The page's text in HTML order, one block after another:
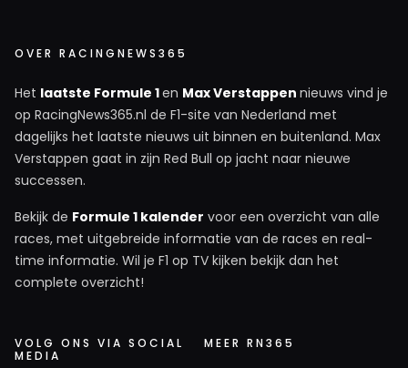
OVER RACINGNEWS365
Het laatste Formule 1en Max Verstappen nieuws vind je
op RacingNews365.nl de F1-site van Nederland met
dagelijks het laatste nieuws uit binnen en buitenland. Max
Verstappen gaat in zijn Red Bull op jacht naar nieuwe
successen.
Bekijk de Formule 1 kalender voor een overzicht van alle
races, met uitgebreide informatie van de races en real-
time informatie. Wil je F1 op TV kijken bekijk dan het
complete overzicht!
VOLG ONS VIA SOCIAL
MEDIA
MEER RN365